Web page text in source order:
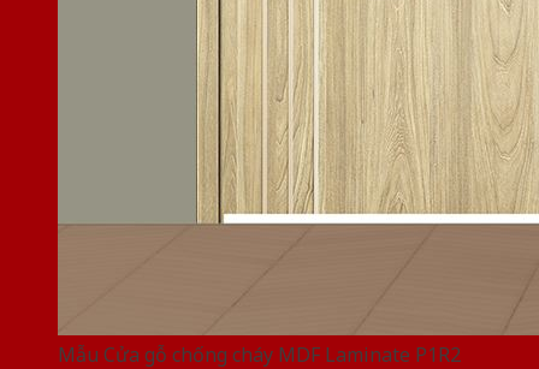
Mẫu Cửa gỗ chống cháy MDF Laminate P1R2